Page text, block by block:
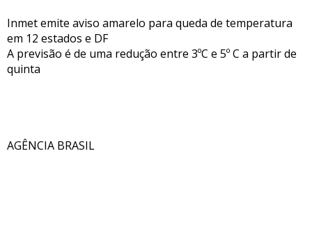
Inmet emite aviso amarelo para queda de temperatura
em 12 estados e DF
A previsão é de uma redução entre 3ºC e 5º C a partir de
quinta
AGÊNCIA BRASIL